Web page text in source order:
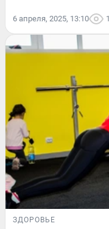
6 апреля, 2025, 13:10
ЗДОРОВЬЕ